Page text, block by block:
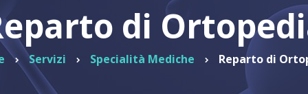
Polo di
Dermatologia
Ginecologia
Medica
Pilates
Prelievi
di
Servizi Specialità Mediche Reparto di